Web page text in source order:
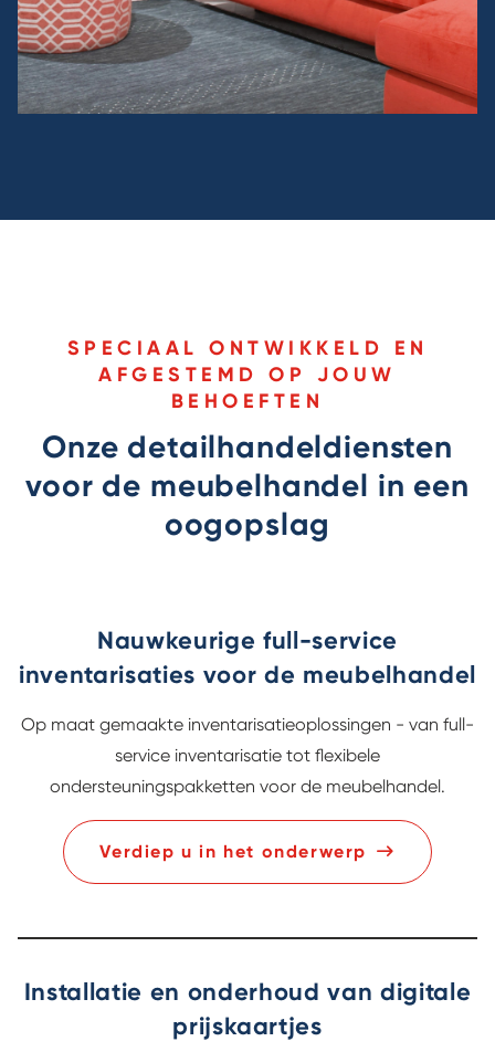
SPECIAAL ONTWIKKELD EN
AFGESTEMD OP JOUW
BEHOEFTEN
Onze detailhandeldiensten
voor de meubelhandel in een
oogopslag
Nauwkeurige full-service
inventarisaties voor de meubelhandel
Op maat gemaakte inventarisatieoplossingen - van full-
service inventarisatie tot flexibele
ondersteuningspakketten voor de meubelhandel.
Verdiep u in het onderwerp
Installatie en onderhoud van digitale
prijskaartjes